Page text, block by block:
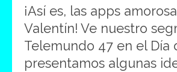
¡Así es, las apps
Valentín! Ve nuestro
Telemundo 47 en el Día
presentamos algunas